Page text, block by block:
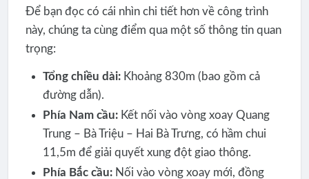
Để bạn đọc có cái nhìn chi tiết hơn về công trình
này, chúng ta cùng điểm qua một số thông tin quan
trọng:
Tổng chiều dài:Khoảng 830m (bao gồm cả
đường dẫn).
Phía Nam cầu:Kết nối vào vòng xoay Quang
Trung – Bà Triệu – Hai Bà Trưng, có hầm chui
11,5m để giải quyết xung đột giao thông.
Phía Bắc cầu:Nối vào vòng xoay mới, đồng